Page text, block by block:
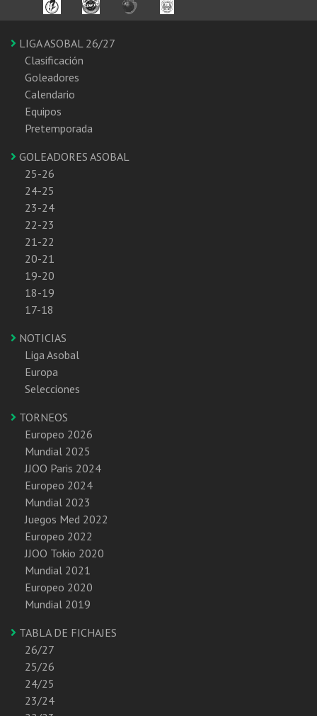
LIGA ASOBAL 26/27
Clasificación
Goleadores
Calendario
Equipos
Pretemporada
GOLEADORES ASOBAL
25-26
24-25
23-24
22-23
21-22
20-21
19-20
18-19
17-18
NOTICIAS
Liga Asobal
Europa
Selecciones
TORNEOS
Europeo 2026
Mundial 2025
JJOO Paris 2024
Europeo 2024
Mundial 2023
Juegos Med 2022
Europeo 2022
JJOO Tokio 2020
Mundial 2021
Europeo 2020
Mundial 2019
TABLA DE FICHAJES
26/27
25/26
24/25
23/24